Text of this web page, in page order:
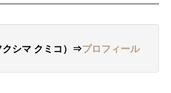
シマ クミコ）⇒プロフィール